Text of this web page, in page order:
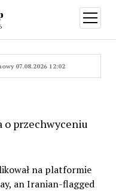
open
menu
07.08.2026 12:02
o przechwyceniu
na platformie
an Iranian-flagged